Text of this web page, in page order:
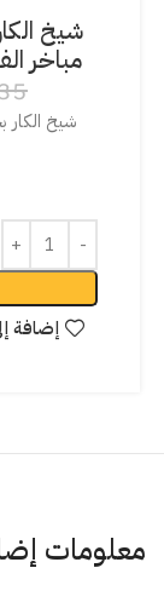
شيخ
مباخر
شيخ الكار
إضافة
معلومات